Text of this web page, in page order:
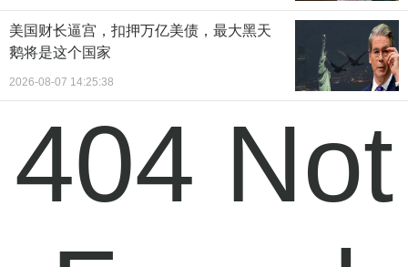
美国财长逼宫，扣押万亿美债，最大黑天
鹅将是这个国家
2026-08-07 14:25:38
404 Not